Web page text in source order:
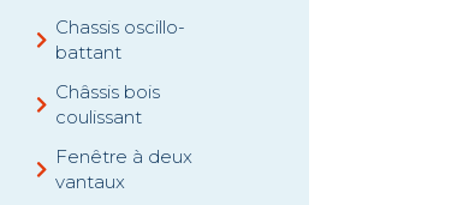
Chassis oscillo-
battant
Châssis bois
coulissant
Fenêtre à deux
vantaux